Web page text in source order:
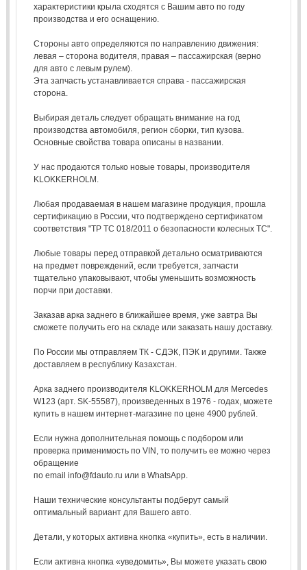
характеристики крыла сходятся с Вашим авто по году
производства и его оснащению.
Стороны авто определяются по направлению движения:
левая – сторона водителя, правая – пассажирская (верно
для авто с левым рулем).
Эта запчасть устанавливается справа - пассажирская
сторона.
Выбирая деталь следует обращать внимание на год
производства автомобиля, регион сборки, тип кузова.
Основные свойства товара описаны в названии.
У нас продаются только новые товары, производителя
KLOKKERHOLM.
Любая продаваемая в нашем магазине продукция, прошла
сертификацию в России, что подтверждено сертификатом
соответствия "ТР ТС 018/2011 о безопасности колесных ТС".
Любые товары перед отправкой детально осматриваются
на предмет повреждений, если требуется, запчасти
тщательно упаковывают, чтобы уменьшить возможность
порчи при доставки.
Заказав арка заднего в ближайшее время, уже завтра Вы
сможете получить его на складе или заказать нашу доставку.
По России мы отправляем ТК - СДЭК, ПЭК и другими. Также
доставляем в республику Казахстан.
Арка заднего производителя KLOKKERHOLM для Mercedes
W123 (арт. SK-55587), произведенных в 1976 - годах, можете
купить в нашем интернет-магазине по цене 4900 рублей.
Если нужна дополнительная помощь с подбором или
проверка применимость по VIN, то получить ее можно через
обращение
по email info@fdauto.ru или в WhatsApp.
Наши технические консультанты подберут самый
оптимальный вариант для Вашего авто.
Детали, у которых активна кнопка «купить», есть в наличии.
Если активна кнопка «уведомить», Вы можете указать свою